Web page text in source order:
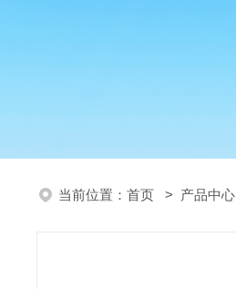
当前位置： 首页 > 产品中心